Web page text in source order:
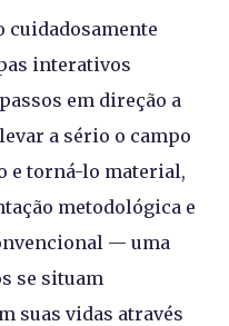
cuidadosamente
interativos
em direção a
a sério o campo
e torná-lo material,
metodológica e
— uma
se situam
suas vidas através